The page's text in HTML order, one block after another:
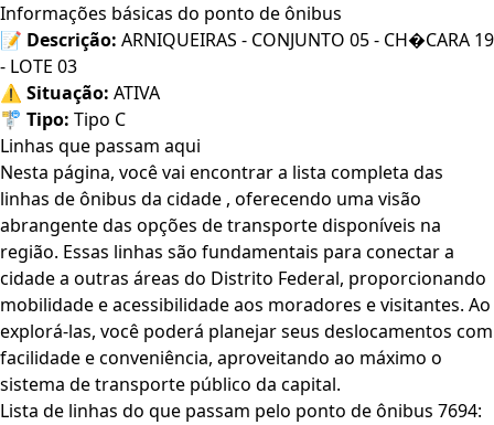
Informações básicas do ponto de ônibus
📝 Descrição: ARNIQUEIRAS - CONJUNTO 05 - CH�CARA 19
- LOTE 03
⚠️ Situação: ATIVA
🚏 Tipo: Tipo C
Linhas que passam aqui
Nesta página, você vai encontrar a lista completa das
linhas de ônibus da cidade , oferecendo uma visão
abrangente das opções de transporte disponíveis na
região. Essas linhas são fundamentais para conectar a
cidade a outras áreas do Distrito Federal, proporcionando
mobilidade e acessibilidade aos moradores e visitantes. Ao
explorá-las, você poderá planejar seus deslocamentos com
facilidade e conveniência, aproveitando ao máximo o
sistema de transporte público da capital.
Lista de linhas do que passam pelo ponto de ônibus 7694: